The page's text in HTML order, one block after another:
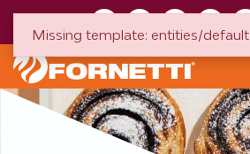
Missing template: entities/default